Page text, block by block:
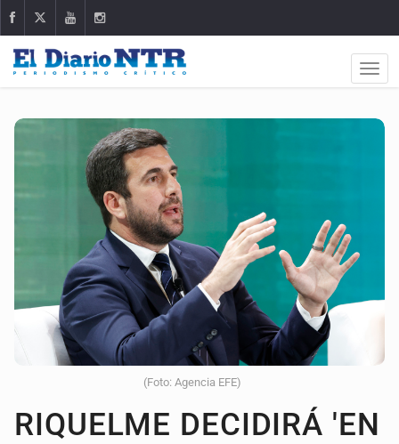
(Foto: Agencia EFE)
RIQUELME DECIDIRÁ 'EN